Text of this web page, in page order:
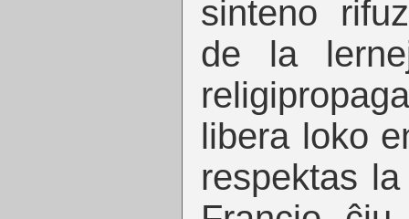
sinteno
de la
libera loko
respektas